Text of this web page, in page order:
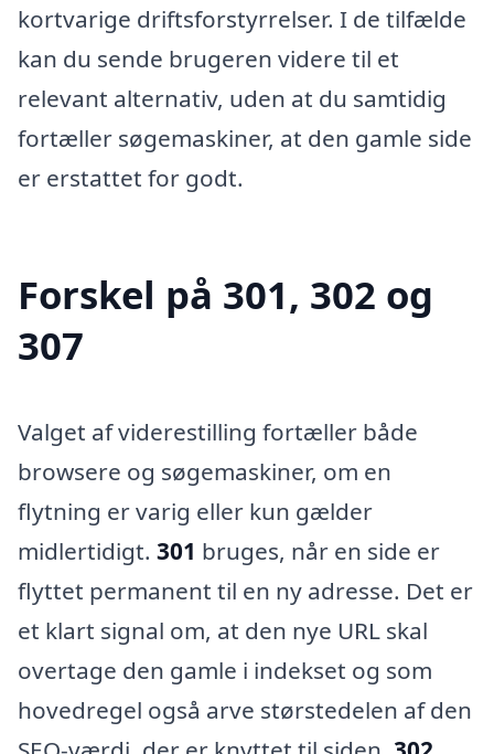
kortvarige driftsforstyrrelser. I de tilfælde
kan du sende brugeren videre til et
relevant alternativ, uden at du samtidig
fortæller søgemaskiner, at den gamle side
er erstattet for godt.
Forskel på 301, 302 og
307
Valget af viderestilling fortæller både
browsere og søgemaskiner, om en
flytning er varig eller kun gælder
midlertidigt. 301 bruges, når en side er
flyttet permanent til en ny adresse. Det er
et klart signal om, at den nye URL skal
overtage den gamle i indekset og som
hovedregel også arve størstedelen af den